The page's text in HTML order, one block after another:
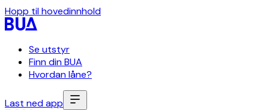
Hopp til hovedinnhold
Se utstyr
Finn din BUA
Hvordan låne?
Last ned app